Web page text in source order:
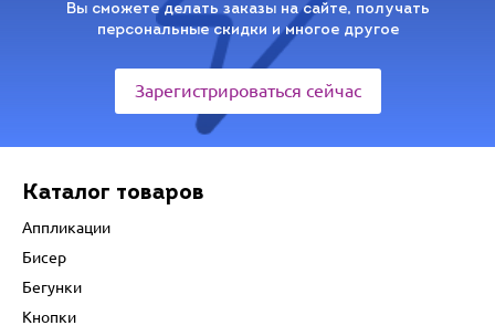
Вы сможете делать заказы на сайте, получать
персональные скидки и многое другое
Зарегистрироваться сейчас
Каталог товаров
Аппликации
Бисер
Бегунки
Кнопки